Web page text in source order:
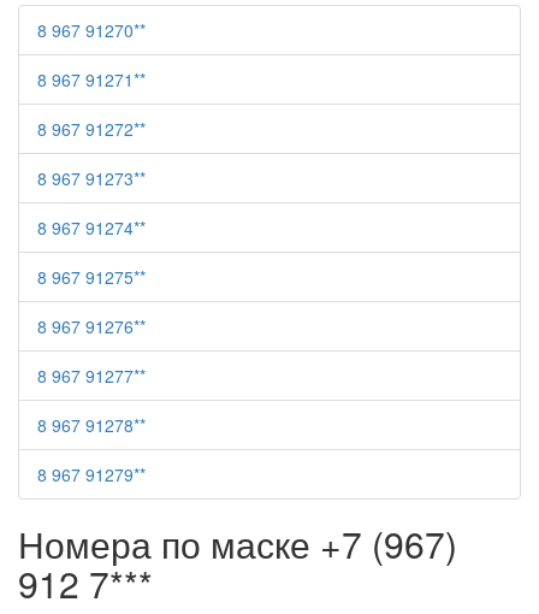
8 967 91270**
8 967 91271**
8 967 91272**
8 967 91273**
8 967 91274**
8 967 91275**
8 967 91276**
8 967 91277**
8 967 91278**
8 967 91279**
Номера по маске +7 (967)
912 7***